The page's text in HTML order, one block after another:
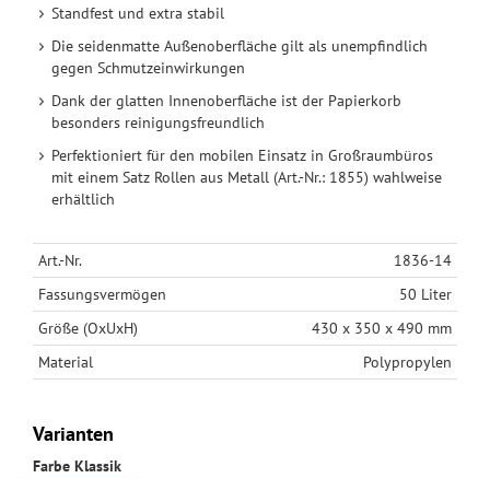
Standfest und extra stabil
Die seidenmatte Außenoberfläche gilt als unempfindlich
gegen Schmutzeinwirkungen
Dank der glatten Innenoberfläche ist der Papierkorb
besonders reinigungsfreundlich
Perfektioniert für den mobilen Einsatz in Großraumbüros
mit einem Satz Rollen aus Metall (Art.-Nr.: 1855) wahlweise
erhältlich
Art.-Nr.
1836-14
Fassungsvermögen
50 Liter
Größe (OxUxH)
430 x 350 x 490 mm
Material
Polypropylen
Varianten
Farbe Klassik